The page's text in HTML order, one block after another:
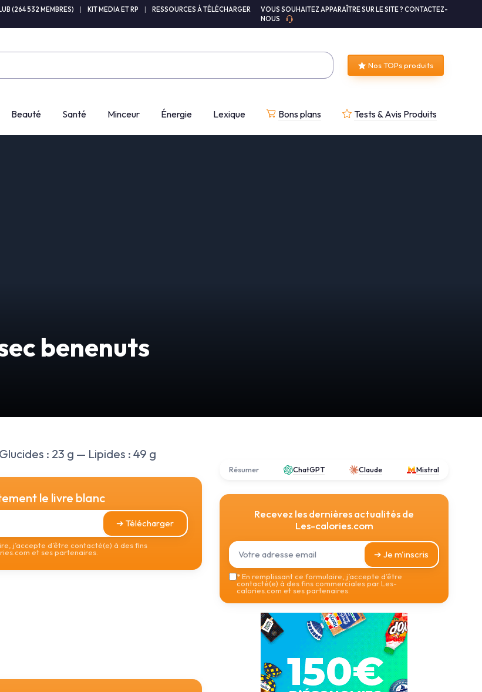
(264 532 MEMBRES) KIT MEDIA ET RP
RESSOURCES À TÉLÉCHARGER
VOUS SOUHAITEZ APPARAÎTRE SUR LE SITE ? CONTACTEZ-
NOUS
Nos TOPs produits
Beauté Santé Minceur Énergie Lexique Bons plans Tests & Avis Produits
benenuts
: 23 g — Lipides : 49 g
le livre blanc
➔ Télécharger
j’accepte d’être contacté(e) à des fins
et ses partenaires.
Résumer ChatGPT Claude Mistral
Recevez les dernières actualités de
Les-calories.com
➔ Je m'inscris
*En remplissant ce formulaire, j’accepte d’être
contacté(e) à des fins commerciales par Les-
calories.com et ses partenaires.